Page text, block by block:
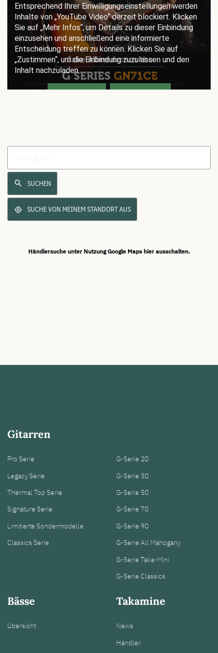
SUCHEN
SUCHE VON MEINEM STANDORT AUS
Händlersuche unter Nutzung Google Maps hier ausschalten.
Gitarren
Pro Serie
Legacy Serie
Thermal Top Serie
Signature Serie
Limitierte Sondermodelle
Classics Serie
G-Serie 20
G-Serie 30
G-Serie 50
G-Serie 70
G-Serie 90
G-Serie All Mahogany
G-Serie Taka-Mini
G-Serie Classics
Bässe
Übersicht
Takamine
News
Händler